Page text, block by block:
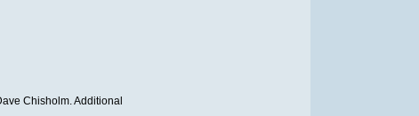
Chisholm. Additional